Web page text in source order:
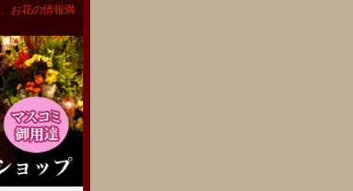
お花の情報満